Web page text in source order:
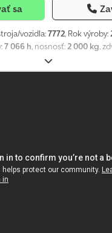
sa
vozidla:7772, Rok výroby:
7 066 h , nosnosť: 2 000 kg ,
, typ stožiara:
details: Year of
height: 200 mm Operating
available for you. Of
happy to buy your OLD one.
reach us during our business